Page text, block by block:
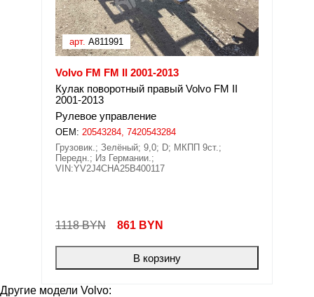
арт. A811991
Volvo FM FM II 2001-2013
Кулак поворотный правый Volvo FM II
2001-2013
Рулевое управление
OEM: 20543284, 7420543284
Грузовик.; Зелёный; 9,0; D; МКПП 9ст.;
Передн.; Из Германии.;
VIN:YV2J4CHA25B400117
1118 BYN 861 BYN
В корзину
Другие модели Volvo: